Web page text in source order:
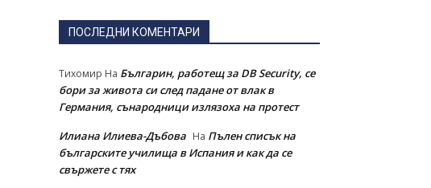
ПОСЛЕДНИ КОМЕНТАРИ
Тихомир На Българин, работещ за DB Security, се
бори за живота си след падане от влак в
Германия, сънародници излязоха на протест
Илиана Илиева-Дъбова На Пълен списък на
българските училища в Испания и как да се
свържете с тях